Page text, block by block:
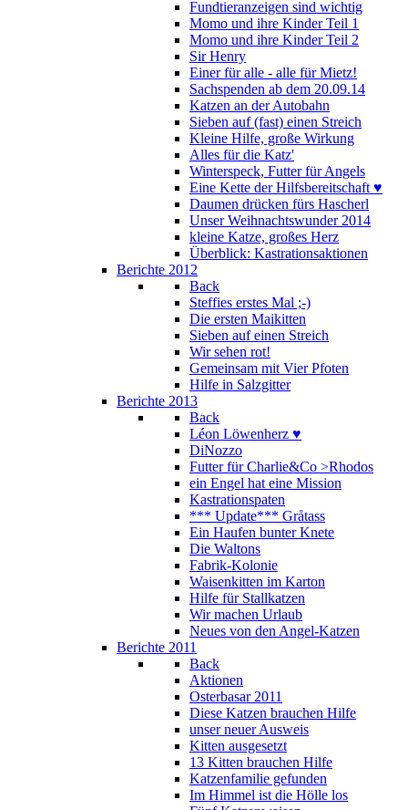
Fundtieranzeigen sind wichtig
Momo und ihre Kinder Teil 1
Momo und ihre Kinder Teil 2
Sir Henry
Einer für alle - alle für Mietz!
Sachspenden ab dem 20.09.14
Katzen an der Autobahn
Sieben auf (fast) einen Streich
Kleine Hilfe, große Wirkung
Alles für die Katz'
Winterspeck, Futter für Angels
Eine Kette der Hilfsbereitschaft ♥
Daumen drücken fürs Hascherl
Unser Weihnachtswunder 2014
kleine Katze, großes Herz
Überblick: Kastrationsaktionen
Berichte 2012
Back
Steffies erstes Mal ;-)
Die ersten Maikitten
Sieben auf einen Streich
Wir sehen rot!
Gemeinsam mit Vier Pfoten
Hilfe in Salzgitter
Berichte 2013
Back
Léon Löwenherz ♥
DiNozzo
Futter für Charlie&Co >Rhodos
ein Engel hat eine Mission
Kastrationspaten
*** Update*** Gråtass
Ein Haufen bunter Knete
Die Waltons
Fabrik-Kolonie
Waisenkitten im Karton
Hilfe für Stallkatzen
Wir machen Urlaub
Neues von den Angel-Katzen
Berichte 2011
Back
Aktionen
Osterbasar 2011
Diese Katzen brauchen Hilfe
unser neuer Ausweis
Kitten ausgesetzt
13 Kitten brauchen Hilfe
Katzenfamilie gefunden
Im Himmel ist die Hölle los